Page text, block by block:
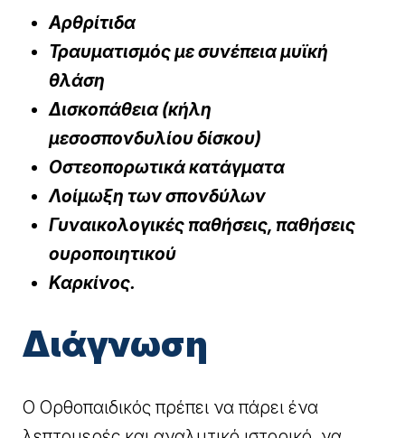
Αρθρίτιδα
Τραυματισμός με συνέπεια μυϊκή
θλάση
Δισκοπάθεια (κήλη
μεσοσπονδυλίου δίσκου)
Οστεοπορωτικά κατάγματα
Λοίμωξη των σπονδύλων
Γυναικολογικές παθήσεις, παθήσεις
ουροποιητικού
Καρκίνος.
Διάγνωση
Ο Ορθοπαιδικός πρέπει να πάρει ένα